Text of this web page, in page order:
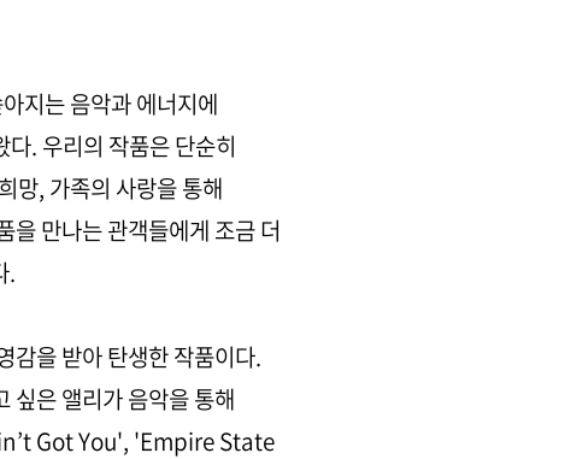
지는 음악과 에너지에
. 우리의 작품은 단순히
망, 가족의 사랑을 통해
만나는 관객들에게 조금 더
.
감을 받아 탄생한 작품이다.
싶은 앨리가 음악을 통해
Got You', 'Empire State